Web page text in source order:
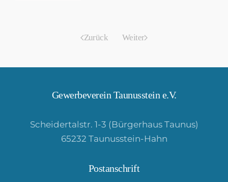
Zurück Weiter
Gewerbeverein Taunusstein e.V.
Scheidertalstr. 1-3 (Bürgerhaus Taunus)
65232 Taunusstein-Hahn
Postanschrift